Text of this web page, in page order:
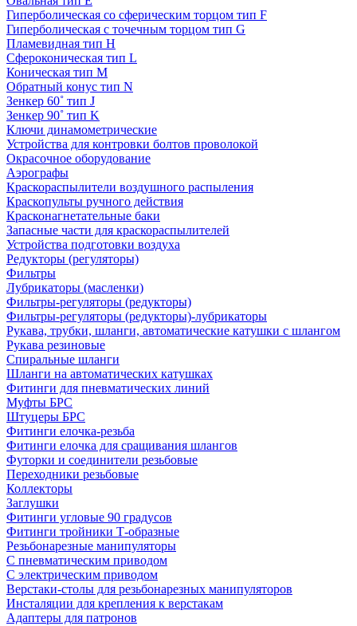
Гиперболическая со сферическим торцом тип F
Гиперболическая с точечным торцом тип G
Пламевидная тип H
Сфероконическая тип L
Коническая тип M
Обратный конус тип N
Зенкер 60˚ тип J
Зенкер 90˚ тип K
Ключи динамометрические
Устройства для контровки болтов проволокой
Окрасочное оборудование
Аэрографы
Краскораспылители воздушного распыления
Краскопульты ручного действия
Красконагнетательные баки
Запасные части для краскораспылителей
Устройства подготовки воздуха
Редукторы (регуляторы)
Фильтры
Лубрикаторы (масленки)
Фильтры-регуляторы (редукторы)
Фильтры-регуляторы (редукторы)-лубрикаторы
Рукава, трубки, шланги, автоматические катушки с шлангом
Рукава резиновые
Спиральные шланги
Шланги на автоматических катушках
Фитинги для пневматических линий
Муфты БРС
Штуцеры БРС
Фитинги елочка-резьба
Фитинги елочка для сращивания шлангов
Футорки и соединители резьбовые
Переходники резьбовые
Коллекторы
Заглушки
Фитинги угловые 90 градусов
Фитинги тройники Т-образные
Резьбонарезные манипуляторы
С пневматическим приводом
С электрическим приводом
Верстаки-столы для резьбонарезных манипуляторов
Инсталяции для крепления к верстакам
Адаптеры для патронов